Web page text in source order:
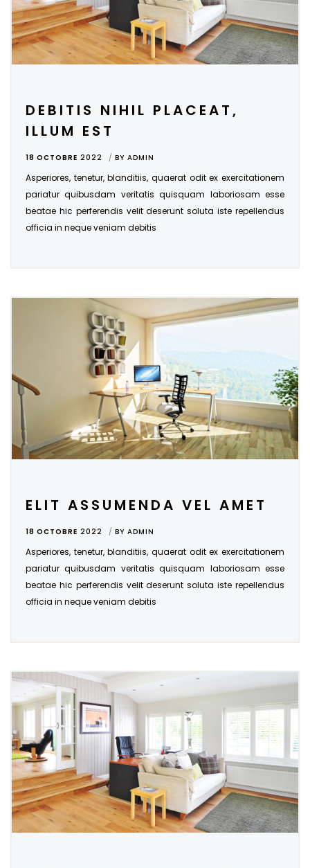
DEBITIS NIHIL PLACEAT,
ILLUM EST
18 OCTOBRE 2022 BY ADMIN
Asperiores, tenetur, blanditiis, quaerat odit ex exercitationem
pariatur quibusdam veritatis quisquam laboriosam esse
beatae hic perferendis velit deserunt soluta iste repellendus
officia in neque veniam debitis
ELIT ASSUMENDA VEL AMET
18 OCTOBRE 2022 BY ADMIN
Asperiores, tenetur, blanditiis, quaerat odit ex exercitationem
pariatur quibusdam veritatis quisquam laboriosam esse
beatae hic perferendis velit deserunt soluta iste repellendus
officia in neque veniam debitis